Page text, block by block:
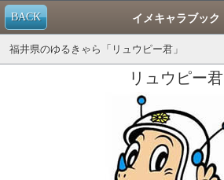
BACK イメキャラブック
福井県のゆるきゃら「リュウピー君」
リュウピー君